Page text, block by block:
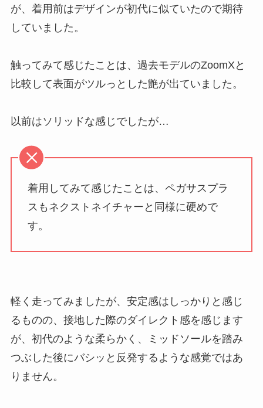
が、着用前はデザインが初代に似ていたので期待
していました。
触ってみて感じたことは、過去モデルのZoomXと
比較して表面がツルっとした艶が出ていました。
以前はソリッドな感じでしたが…
着用してみて感じたことは、ペガサスプラ
スもネクストネイチャーと同様に硬めで
す。
軽く走ってみましたが、安定感はしっかりと感じ
るものの、接地した際のダイレクト感を感じます
が、初代のような柔らかく、ミッドソールを踏み
つぶした後にバシッと反発するような感覚ではあ
りません。